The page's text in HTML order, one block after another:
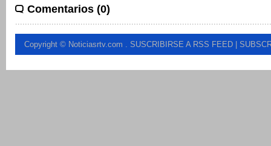
Comentarios (0)
Copyright © Noticiasrtv.com . SUSCRIBIRSE A RSS FEED |